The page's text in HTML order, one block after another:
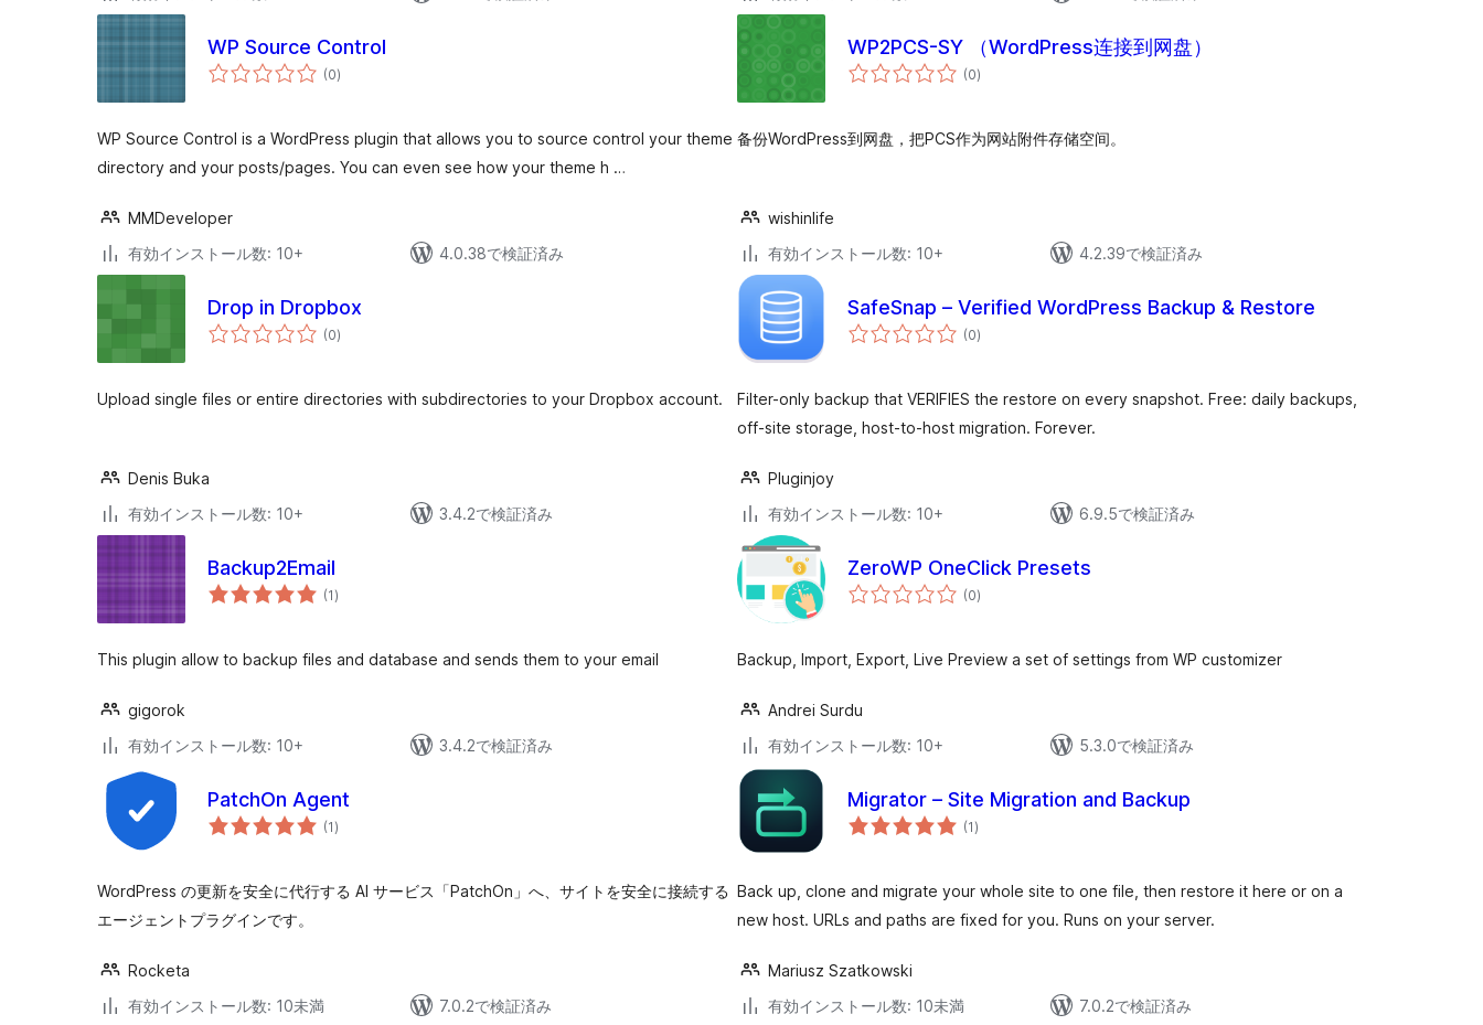
WP Source Control
(0個
の)
WP Source Control is a WordPress plugin that allows you to source control your theme
directory and your posts/pages. You can even see how your theme h …
MMDeveloper
有効インストール数: 10+
4.0.38で検証済み
WP2PCS-SY （WordPress连接到网盘）
(0個
の)
备份WordPress到网盘，把PCS作为网站附件存储空间。
wishinlife
有効インストール数: 10+
4.2.39で検証済み
Drop in Dropbox
(0個
の)
Upload single files or entire directories with subdirectories to your Dropbox account.
Denis Buka
有効インストール数: 10+
3.4.2で検証済み
SafeSnap – Verified WordPress Backup & Restore
(0個
の)
Filter-only backup that VERIFIES the restore on every snapshot. Free: daily backups,
off-site storage, host-to-host migration. Forever.
Pluginjoy
有効インストール数: 10+
6.9.5で検証済み
Backup2Email
(1個
の)
This plugin allow to backup files and database and sends them to your email
gigorok
有効インストール数: 10+
3.4.2で検証済み
ZeroWP OneClick Presets
(0個
の)
Backup, Import, Export, Live Preview a set of settings from WP customizer
Andrei Surdu
有効インストール数: 10+
5.3.0で検証済み
PatchOn Agent
(1個
の)
WordPress の更新を安全に代行する AI サービス「PatchOn」へ、サイトを安全に接続する
エージェントプラグインです。
Rocketa
有効インストール数: 10未満
7.0.2で検証済み
Migrator – Site Migration and Backup
(1個
の)
Back up, clone and migrate your whole site to one file, then restore it here or on a
new host. URLs and paths are fixed for you. Runs on your server.
Mariusz Szatkowski
有効インストール数: 10未満
7.0.2で検証済み